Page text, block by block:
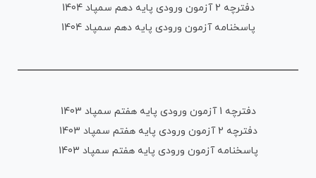
دفترچه 2 آزمون ورودی پایه دهم سمپاد 1404
پاسخنامه آزمون ورودی پایه دهم سمپاد 1404
دفترچه 1 آزمون ورودی پایه هفتم سمپاد 1403
دفترچه 2 آزمون ورودی پایه هفتم سمپاد 1403
پاسخنامه آزمون ورودی پایه هفتم سمپاد 1403